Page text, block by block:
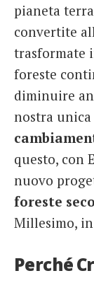
pianeta
convertite
trasformate
foreste
diminuire
nostra
questo, con
nuovo
foreste
Millesimo,
Perché